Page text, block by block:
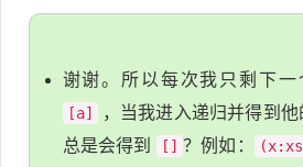
谢谢。所以每次我只剩下一
[a] ，当我进入递归并得到他
总是会得到
[] ？例如：